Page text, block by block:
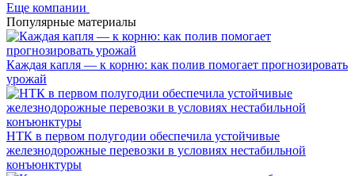
Еще компании
Популярные материалы
Каждая капля — к корню: как полив помогает прогнозировать
урожай
НТК в первом полугодии обеспечила устойчивые
железнодорожные перевозки в условиях нестабильной
конъюнктуры